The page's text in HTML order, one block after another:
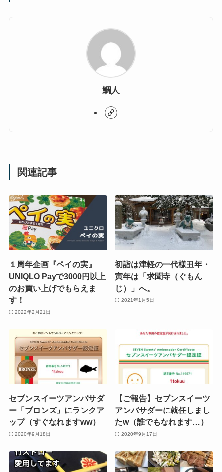
鯛人
関連記事
１周年企画『ペイの実』
UNIQLO Payで3000円以上
のお買い上げでもらえま
す！
2022年2月21日
初詣は津軽の一代様丑年・
寅年は「求聞寺（ぐもん
じ）」へ。
2021年1月5日
セブンスイーツアンバサダ
ー「ブロンズ」にランクア
ップ（すぐなれますww）
2020年9月18日
【ご報告】セブンスイーツ
アンバサダーに就任しまし
たw（誰でもなれます…）
2020年9月17日